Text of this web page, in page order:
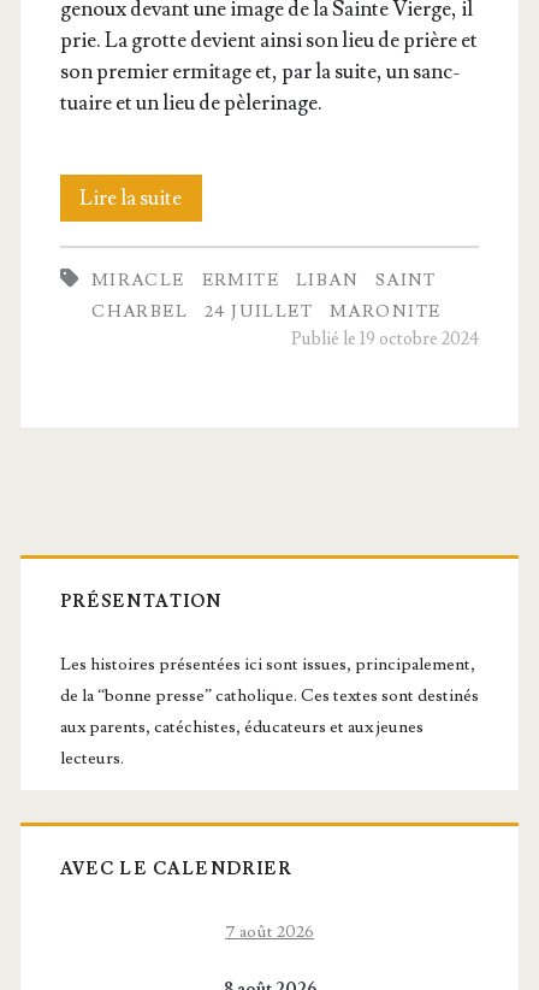
genoux devant une image de la Sainte Vierge, il
prie. La grotte devient ain­si son lieu de prière et
son pre­mier ermi­tage et, par la suite, un sanc­
tuaire et un lieu de pèlerinage.
Lire la suitePère
Char­
bel
MIRACLE ERMITE LIBAN
SAINT
CHARBEL
24 JUILLET
MARONITE
Publié le 19 octobre 2024
Barre
latérale
principale
PRÉSENTATION
Les histoires présentées ici sont issues, principalement,
de la “bonne presse” catholique. Ces textes sont destinés
aux parents, catéchistes, éducateurs et aux jeunes
lecteurs.
AVEC LE CALENDRIER
7 août 2026